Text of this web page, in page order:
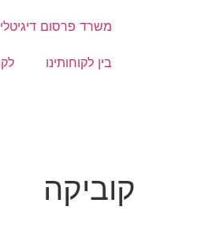
משרד פרסום דיגיטלי
בין לקוחותינו
קוביקה